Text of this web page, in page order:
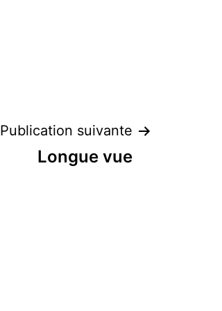
Publication suivante
Longue vue